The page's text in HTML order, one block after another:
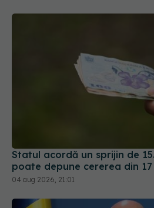
Statul acordă un sprijin de
poate depune cererea din
04 aug 2026, 21:01